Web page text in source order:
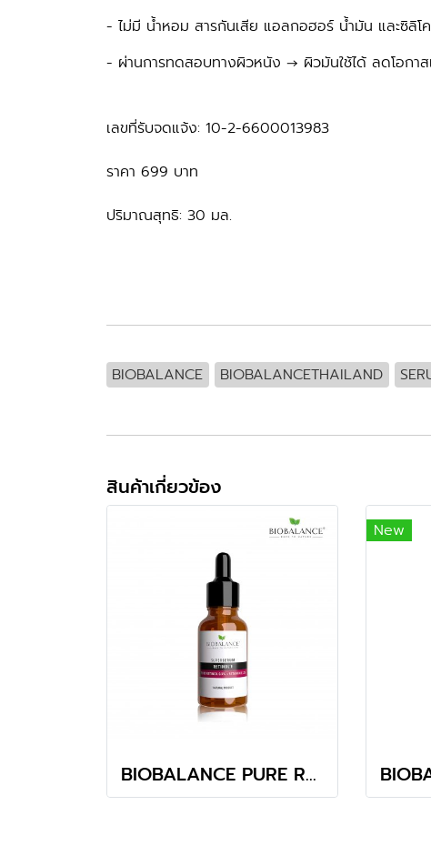
- ไม่มี น้ำหอม สารกันเสีย แอลกอฮอร์ น้ำมัน และซิลิ
- ผ่านการทดสอบทางผิวหนัง → ผิวมันใช้ได้ ลดโอกา
เลขที่รับจดแจ้ง: 10-2-6600013983
ราคา 699 บาท
ปริมาณสุทธิ: 30 มล.
BIOBALANCE BIOBALANCETHAILAND
สินค้าเกี่ยวข้อง
BIOBALANCE PURE RETINOL’E SUPER SERUM 30ML.
New